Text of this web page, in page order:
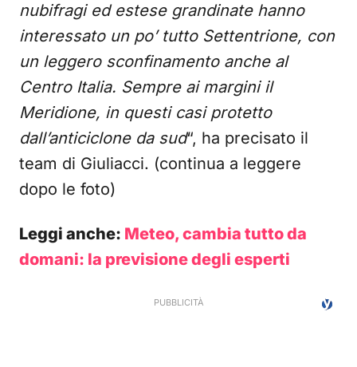
nubifragi ed estese grandinate hanno
interessato un po’ tutto Settentrione, con
un leggero sconfinamento anche al
Centro Italia. Sempre ai margini il
Meridione, in questi casi protetto
dall’anticiclone da sud“, ha precisato il
team di Giuliacci. (continua a leggere
dopo le foto)
Leggi anche: Meteo, cambia tutto da
domani: la previsione degli esperti